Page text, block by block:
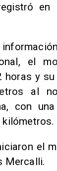
en
el
horas y
al
con
kilómetros.
el
Mercalli.